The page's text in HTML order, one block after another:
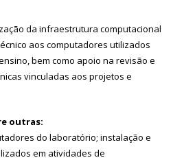
da infraestrutura computacional
aos computadores utilizados
bem como apoio na revisão e
vinculadas aos projetos e
outras:
do laboratório; instalação e
em atividades de